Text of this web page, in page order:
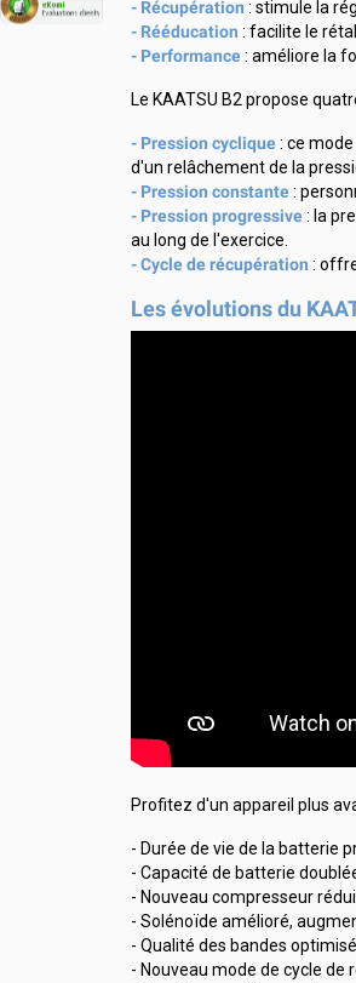
- Récupération : stimule la
- Rééducation : facilite le
- Performance: améliore la
Le KAATSU B2 propose
- Pression cyclique: ce mode
d'un relâchement de la
- Pression constante:
- Pression progressive: la
au long de l'exercice.
- Cycle de récupération :
Les évolutions du
Profitez d'un appareil plus
- Durée de vie de la batterie
- Capacité de batterie
- Nouveau compresseur
- Solénoïde amélioré,
- Qualité des bandes
- Nouveau mode de cycle de